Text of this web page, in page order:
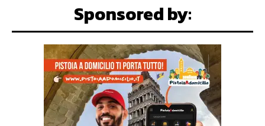
Sponsored by: